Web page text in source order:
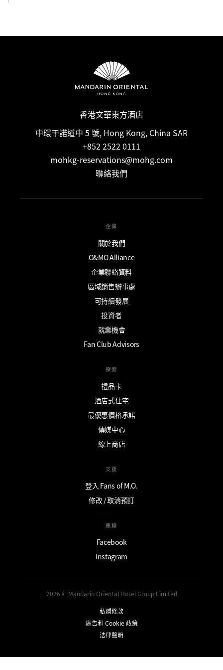
香港文華東方酒店
中環干諾道中 5 號, Hong Kong, China SAR
+852 2522 0111
mohkg-reservations@mohg.com
聯絡我們
企業
關於我們
O&MO Alliance
企業聯絡資料
區域銷售辦事處
可持續發展
投資者
就業機會
Fan Club Advisors
探索
禮品卡
酒店式住宅
最優惠價格承諾
傳媒中心
線上商店
支援
登入 Fans of M.O.
修改 / 取消預訂
連線
Facebook
Instagram
2026 © Mandarin Oriental Hotel Group Limited
私隱條款
廣告和 Cookie 政策
法律聲明